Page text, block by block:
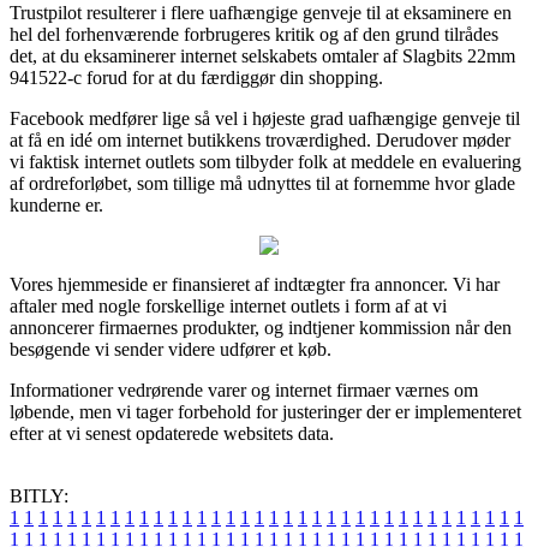
Trustpilot resulterer i flere uafhængige genveje til at eksaminere en
hel del forhenværende forbrugeres kritik og af den grund tilrådes
det, at du eksaminerer internet selskabets omtaler af Slagbits 22mm
941522-c forud for at du færdiggør din shopping.
Facebook medfører lige så vel i højeste grad uafhængige genveje til
at få en idé om internet butikkens troværdighed. Derudover møder
vi faktisk internet outlets som tilbyder folk at meddele en evaluering
af ordreforløbet, som tillige må udnyttes til at fornemme hvor glade
kunderne er.
Vores hjemmeside er finansieret af indtægter fra annoncer. Vi har
aftaler med nogle forskellige internet outlets i form af at vi
annoncerer firmaernes produkter, og indtjener kommission når den
besøgende vi sender videre udfører et køb.
Informationer vedrørende varer og internet firmaer værnes om
løbende, men vi tager forbehold for justeringer der er implementeret
efter at vi senest opdaterede websitets data.
BITLY:
1 1 1 1 1 1 1 1 1 1 1 1 1 1 1 1 1 1 1 1 1 1 1 1 1 1 1 1 1 1 1 1 1 1 1 1
1 1 1 1 1 1 1 1 1 1 1 1 1 1 1 1 1 1 1 1 1 1 1 1 1 1 1 1 1 1 1 1 1 1 1 1